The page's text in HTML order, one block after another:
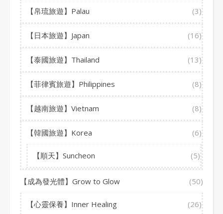
【帛琉旅遊】Palau (3)
【日本旅遊】Japan (16)
【泰國旅遊】Thailand (13)
【菲律賓旅遊】Philippines (8)
【越南旅遊】Vietnam (8)
【韓國旅遊】Korea (6)
【順天】Suncheon (5)
【成為發光體】Grow to Glow (50)
【心靈保養】Inner Healing (26)